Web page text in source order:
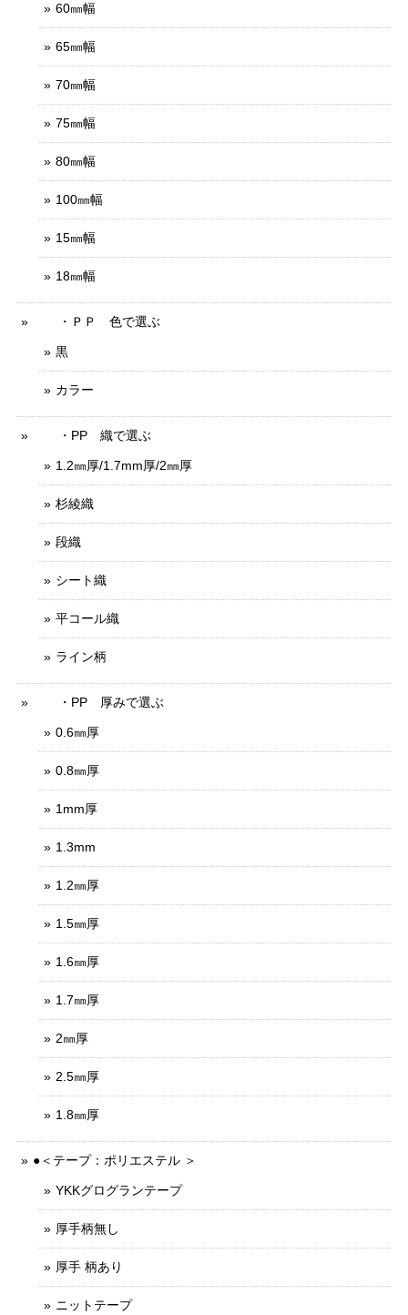
60㎜幅
65㎜幅
70㎜幅
75㎜幅
80㎜幅
100㎜幅
15㎜幅
18㎜幅
・ＰＰ 色で選ぶ
黒
カラー
・PP 織で選ぶ
1.2㎜厚/1.7mm厚/2㎜厚
杉綾織
段織
シート織
平コール織
ライン柄
・PP 厚みで選ぶ
0.6㎜厚
0.8㎜厚
1mm厚
1.3mm
1.2㎜厚
1.5㎜厚
1.6㎜厚
1.7㎜厚
2㎜厚
2.5㎜厚
1.8㎜厚
●＜テープ：ポリエステル ＞
YKKグログランテープ
厚手柄無し
厚手 柄あり
ニットテープ